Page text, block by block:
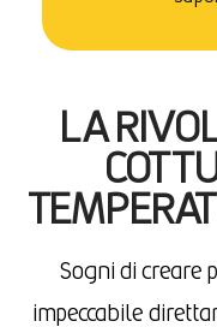
LA
Sogni di creare
impeccabile